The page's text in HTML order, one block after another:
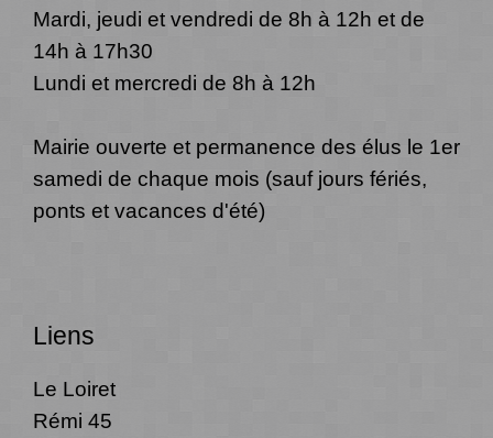
Mardi, jeudi et vendredi de 8h à 12h et de
14h à 17h30
Lundi et mercredi de 8h à 12h
Mairie ouverte et permanence des élus le 1er
samedi de chaque mois (sauf jours fériés,
ponts et vacances d'été)
Liens
Le Loiret
Rémi 45